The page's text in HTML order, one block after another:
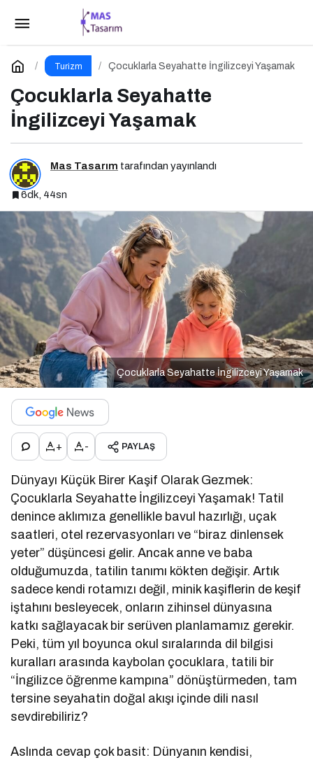
Turizm Çocuklarla Seyahatte İngilizceyi Yaşamak
Çocuklarla Seyahatte
İngilizceyi Yaşamak
Mas Tasarım tarafından yayınlandı
6dk, 44sn
Çocuklarla Seyahatte İngilizceyi Yaşamak
+ - PAYLAŞ
Dünyayı Küçük Birer Kaşif Olarak Gezmek:
Çocuklarla Seyahatte İngilizceyi Yaşamak! Tatil
denince aklımıza genellikle bavul hazırlığı, uçak
saatleri, otel rezervasyonları ve “biraz dinlensek
yeter” düşüncesi gelir. Ancak anne ve baba
olduğumuzda, tatilin tanımı kökten değişir. Artık
sadece kendi rotamızı değil, minik kaşiflerin de keşif
iştahını besleyecek, onların zihinsel dünyasına
katkı sağlayacak bir serüven planlamamız gerekir.
Peki, tüm yıl boyunca okul sıralarında dil bilgisi
kuralları arasında kaybolan çocuklara, tatili bir
“İngilizce öğrenme kampına” dönüştürmeden, tam
tersine seyahatin doğal akışı içinde dili nasıl
sevdirebiliriz?
Aslında cevap çok basit: Dünyanın kendisi,
Kulüp Markalı Seyahat Platformu GStatil
Yorum Yap